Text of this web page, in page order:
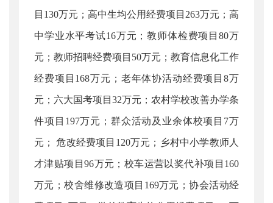
目130万元；高中生均公用经费项目263万元；高
中学业水平考试16万元；教师体检费项目80万
元；教师招聘经费项目50万元；教育信息化工作
经费项目168万元；老年体协活动经费项目8万
元；六大国考项目32万元；农村学校改善办学条
件项目197万元；群众活动及业余体校项目7万
元； 危改经费项目120万元；乡村中小学教师人
才津贴项目96万元；校车运营以奖代补项目160
万元；校舍维修改造项目169万元；协会活动经